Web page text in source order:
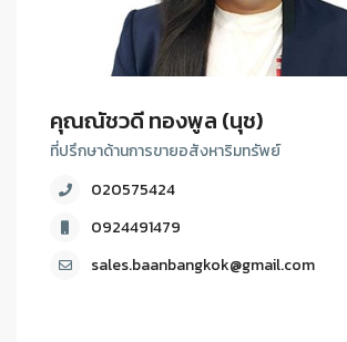
คุณณัชวดี ทองพูล (นุช)
ที่ปรึกษาด้านการขายอสังหาริมทรัพย์
020575424
0924491479
sales.baanbangkok@gmail.com